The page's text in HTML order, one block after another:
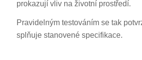
prokazují vliv na životní prostředí.
Pravidelným testováním se tak
splňuje stanovené specifikace.